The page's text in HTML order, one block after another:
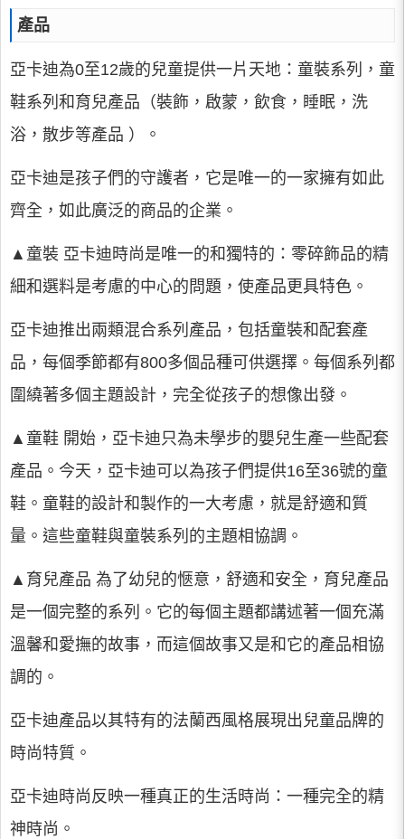
產品
亞卡迪為0至12歲的兒童提供一片天地：童裝系列，童
鞋系列和育兒產品（裝飾，啟蒙，飲食，睡眠，洗
浴，散步等產品 ）。
亞卡迪是孩子們的守護者，它是唯一的一家擁有如此
齊全，如此廣泛的商品的企業。
▲童裝 亞卡迪時尚是唯一的和獨特的：零碎飾品的精
細和選料是考慮的中心的問題，使產品更具特色。
亞卡迪推出兩類混合系列產品，包括童裝和配套產
品，每個季節都有800多個品種可供選擇。每個系列都
圍繞著多個主題設計，完全從孩子的想像出發。
▲童鞋 開始，亞卡迪只為未學步的嬰兒生產一些配套
產品。今天，亞卡迪可以為孩子們提供16至36號的童
鞋。童鞋的設計和製作的一大考慮，就是舒適和質
量。這些童鞋與童裝系列的主題相協調。
▲育兒產品 為了幼兒的愜意，舒適和安全，育兒產品
是一個完整的系列。它的每個主題都講述著一個充滿
溫馨和愛撫的故事，而這個故事又是和它的產品相協
調的。
亞卡迪產品以其特有的法蘭西風格展現出兒童品牌的
時尚特質。
亞卡迪時尚反映一種真正的生活時尚：一種完全的精
神時尚。